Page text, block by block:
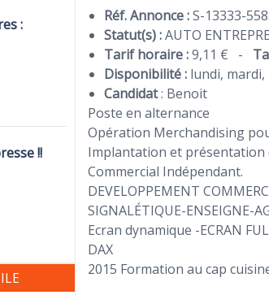
Réf. Annonce :S-13333-
Statut(s) :AUTO
Tarif horaire :9,11 € -
Disponibilité :lundi, mardi,
Candidat: Benoit
Poste en alternance
Opération Merchandising
Implantation et présentation
Commercial Indépendant.
DEVELOPPEMENT
SIGNALÉTIQUE-
Ecran dynamique -ECRAN
DAX
2015 Formation au cap
:
!!